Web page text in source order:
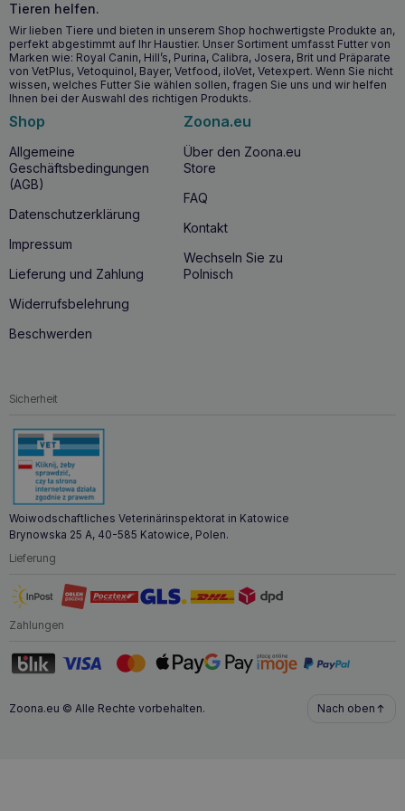
Natürliche Zutaten für hohe Verdaulichkeit und minimales
Allergierisiko
Ausgezeichneter Geschmack, um auch die
anspruchsvollsten Katzen zufrieden zu stellen
Unterstützung des Immunsystems durch wertvolle
Ab wann sollten Sie CALIBRA Joy Cat Classic
Lachssticks verwenden?
CALIBRA Joy Cat Classic Salmon Sticks
den Speiseplan Ihrer Katze aufnehmen, wenn Sie auf der
Suche nach einem gesunden und schmackhaften Snack
sind, der die
.Dieser Leckerbissen ist für
Katzen aller Rassen und jeden Alters geeignet. Dank seiner
hohen Verdaulichkeit und der natürlichen Inhaltsstoffe, die
das Risiko allergischer Reaktionen minimieren
besonders für Katzen mit einem
Vorteile.
Warum sollten Sie CALIBRA Joy Cat Classic
Salmon Sticks kaufen?
CALIBRA Joy
ausgezeichnete Wahl für jeden Katzenbesitzer, der seinem
Tier einen gesunden und schmackhaften Snack bieten
möchte. Diese Lachssticks sind reich an ungesättigten
Immunsystem unterstützen. Die natürlichen Inhaltsstoffe und
die hohe Verdaulichkeit machen dieses Produkt sicher und
vorteilhaft für die Gesundheit von Katzen, auch für solche
mit einem
Joy Cat Classic Lachssticks
wertvolle Nährstoffe in schmackhafter Form. Diese
Tieren helfen.
Wir lieben Tiere und bieten in unserem Shop hochwertigste Produkte an,
perfekt abgestimmt auf Ihr Haustier. Unser Sortiment umfasst Futter von
Marken wie: Royal Canin, Hill’s, Purina, Calibra, Josera, Brit und Präparate
von VetPlus, Vetoquinol, Bayer, Vetfood, iloVet, Vetexpert. Wenn Sie nicht
wissen, welches Futter Sie wählen sollen, fragen Sie uns und wir helfen
Ihnen bei der Auswahl des richtigen Produkts.
Shop
Allgemeine
Geschäftsbedingungen
(AGB)
Datenschutzerklärung
Impressum
Lieferung und Zahlung
Widerrufsbelehrung
Beschwerden
Zoona.eu
Über den Zoona.eu
Store
FAQ
Kontakt
Wechseln Sie zu
Polnisch
Sicherheit
Woiwodschaftliches Veterinärinspektorat in Katowice
Brynowska 25 A, 40-585 Katowice, Polen.
Lieferung
Zahlungen
Zoona.eu © Alle Rechte vorbehalten. Nach oben